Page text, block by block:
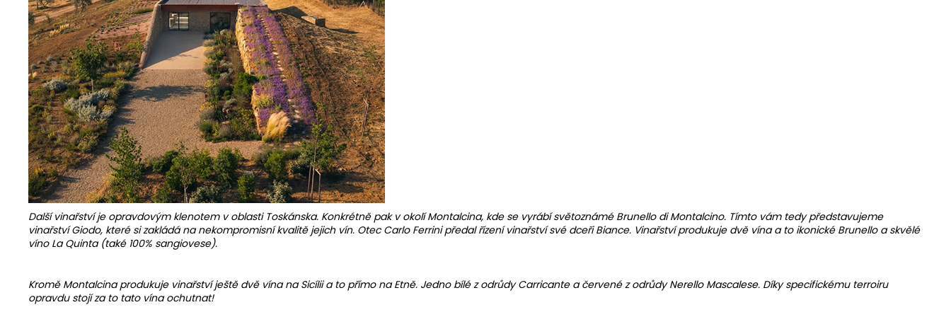
Další vinařství je opravdovým klenotem v oblasti Toskánska. Konkrétně pak v okolí Montalcina, kde se vyrábí světoznámé Brunello di Montalcino. Tímto vám tedy představujeme
vinařství Giodo, které si zakládá na nekompromisní kvalitě jejich vín. Otec Carlo Ferrini předal řízení vinařství své dceři Biance. Vinařství produkuje dvě vína a to ikonické Brunello a skvělé
víno La Quinta (také 100% sangiovese).
Kromě Montalcina produkuje vinařství ještě dvě vína na Sicílii a to přímo na Etně. Jedno bílé z odrůdy Carricante a červené z odrůdy Nerello Mascalese. Díky specifickému terroiru
opravdu stojí za to tato vína ochutnat!